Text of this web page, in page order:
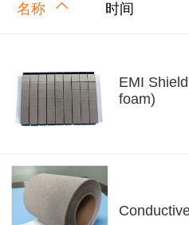
名称 时间
EMI
foam)